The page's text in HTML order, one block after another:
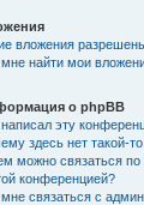
вложения
мне найти мои
о phpBB
написал эту
здесь нет такой-
можно связаться по
конференцией?
мне связаться с